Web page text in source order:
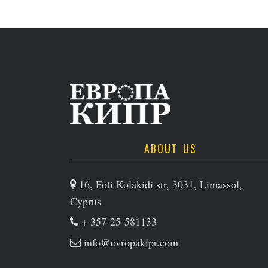
ABOUT US
16, Foti Kolakidi str, 3031, Limassol,
Cyprus
+ 357-25-581133
info@evropakipr.com